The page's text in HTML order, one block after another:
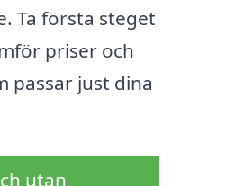
Ta första steget
priser och
passar just dina
utan